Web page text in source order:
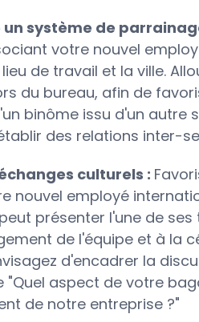
système de
votre nouvel
de travail et la ville.
du bureau, afin de
binôme issu d'un autre
des relations inter-
culturels :
nouvel employé
présenter l'une de
de l'équipe et à la
d'encadrer la
"Quel aspect de votre
de notre entreprise ?"